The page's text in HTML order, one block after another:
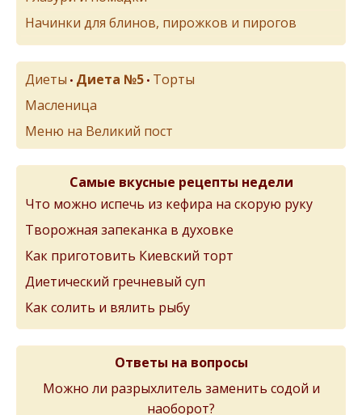
Начинки для блинов, пирожков и пирогов
Диеты • Диета №5 • Торты
Масленица
Меню на Великий пост
Самые вкусные рецепты недели
Что можно испечь из кефира на скорую руку
Творожная запеканка в духовке
Как приготовить Киевский торт
Диетический гречневый суп
Как солить и вялить рыбу
Ответы на вопросы
Можно ли разрыхлитель заменить содой и
наоборот?